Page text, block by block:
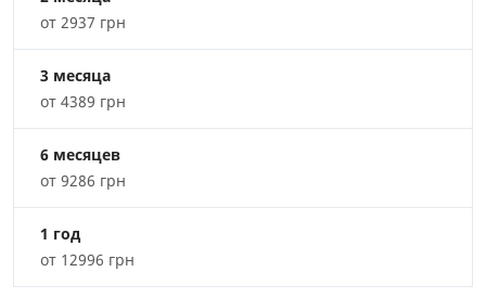
от 2937 грн
3 месяца
от 4389 грн
6 месяцев
от 9286 грн
1 год
от 12996 грн